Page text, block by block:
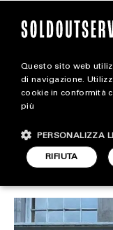
LVMH
White a
STYLE
1 OTTOBRE 2024
Questo sito web
di navigazione.
cookie in conformità
più
RIFIUTA
PERSONALIZZA